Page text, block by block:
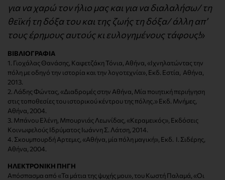
για να χαρώ τον ήλιο μας και για να διαλαλήσω/ τη
θεϊκή τη δόξα του και της ζωής τη δόξα/ άλλη απ’
τους έρημους αυτούς κι ευλογημένους τάφους!»
BIBΛΙΟΓΡΑΦΙΑ
1. Γιοχάλας Θανάσης, Καφετζάκη Τόνια, Αθήνα, «Ιχνηλατώντας την
πόλη με οδηγό την ιστορία και την λογοτεχνία», Εκδ. Εστία, Αθήνα,
2013.
2. Λάδης Φώντας, «Διαδρομές στην Αθήνα, Μία ποιητική περιήγηση
στις τοποθεσίες του ιστορικού κέντρου της πόλης.» Εκδ. Μνήμες,
Αθήνα, 2004.
3. Μπάνου Ελένη, Μπουρνιάς Λεωνίδας, «Κεραμεικός», Εκδόσεις
Κοινωφελούς Ιδρύματος Ιωάννη Σ. Λάτση, 2014.
4. Σκουμπουρδή Αρτεμις, «Αθήνα, μία πόλη μαγική», Εκδ. Ι. Σιδέρης,
Αθήνα, 2004.
ΗΛΕΚΤΡΟΝΙΚΗ ΠΗΓΗ
Απόσπασμα από «Τα μάτια της ψυχής μου», του Κωστή Παλαμά, «Οι